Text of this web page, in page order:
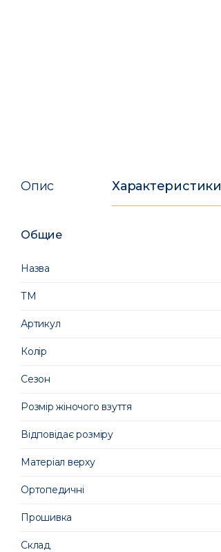
Опис Характеристики
Общие
Назва
ТМ
Артикул
Колір
Сезон
Розмір жіночого взуття
Відповідає розміру
Матеріал верху
Ортопедичні
Прошивка
Склад